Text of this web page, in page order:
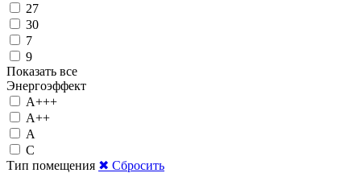
27
30
7
9
Показать все
Энергоэффект
А+++
А++
А
C
Тип помещения ✖ Сбросить